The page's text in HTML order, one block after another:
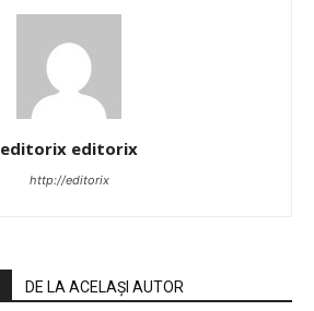
editorix editorix
http://editorix
DE LA ACELAȘI AUTOR